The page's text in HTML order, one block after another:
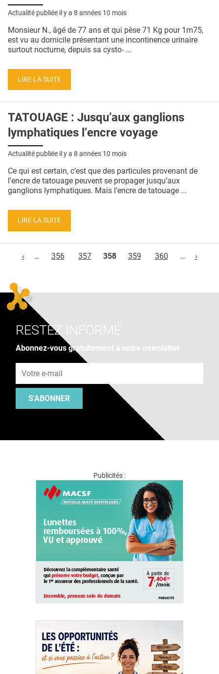
Actualité publiée il y a 8 années 10 mois
Monsieur N., âgé de 77 ans et qui pèse 71 Kg pour 1m75,
est vu au domicile présentant une incontinence urinaire
surtout nocturne, depuis sa cysto- ...
LIRE LA SUITE
TATOUAGE : Jusqu’aux ganglions
lymphatiques l’encre voyage
Actualité publiée il y a 8 années 10 mois
Ce qui est certain, c’est que des particules provenant de
l'encre de tatouage peuvent se propager jusqu’aux
ganglions lymphatiques. Mais l'encre de tatouage ...
LIRE LA SUITE
‹
… 356 357 358 359 360 … ›
RESTEZ INFORMÉ
Abonnez-vous gratuitement à notre newsletter
S'ABONNER
Publicités :